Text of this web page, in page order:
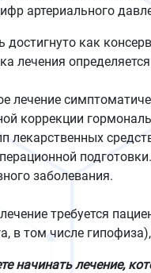
артериального
достигнуто как
лечения
лечение
коррекции
лекарственных
заболевания.
требуется
в том числе
начинать лечение,